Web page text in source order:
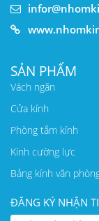
SẢN PHẨM
Vách ngăn
Cửa kính
Phòng tắm kính
Kính cường lực
Bảng kính văn
ĐĂNG KÝ NHẬN